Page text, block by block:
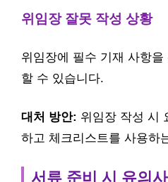
위임장 잘못 작성 상황
위임장에 필수 기재 사항
할 수 있습니다.
대처 방안: 위임장 작성 시
하고 체크리스트를 사용하
서류 준비 시 유의